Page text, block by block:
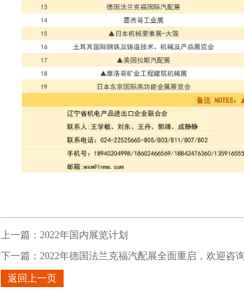
上一篇： 2022年国内展览计划
下一篇： 2022年德国法兰克福汽配展全面重启，欢迎咨
返回上一页